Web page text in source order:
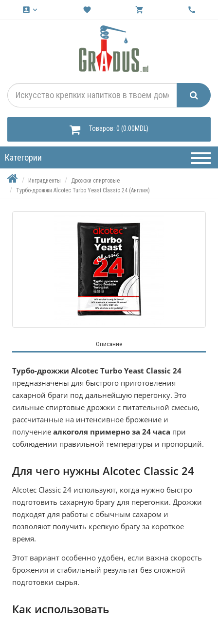
account_box keyboard_arrow_down favorite shopping_cart call
Товаров: 0 (0.00MDL)
Категории
Ингридиенты
Дрожжи спиртовые
Турбо-дрожжи Alcotec Turbo Yeast Classic 24 (Англия)
Описание
Турбо-дрожжи Alcotec Turbo Yeast Classic 24
предназначены для быстрого приготовления
сахарной браги под дальнейшую перегонку. Это
сильные спиртовые дрожжи с питательной смесью,
рассчитанные на интенсивное брожение и
получение алкоголя примерно за 24 часа при
соблюдении правильной температуры и пропорций.
Для чего нужны Alcotec Classic 24
Alcotec Classic 24 используют, когда нужно быстро
подготовить сахарную брагу для перегонки. Дрожжи
подходят для работы с обычным сахаром и
позволяют получить крепкую брагу за короткое
время.
Этот вариант особенно удобен, если важна скорость
брожения и стабильный результат без сложной
подготовки сырья.
Как использовать